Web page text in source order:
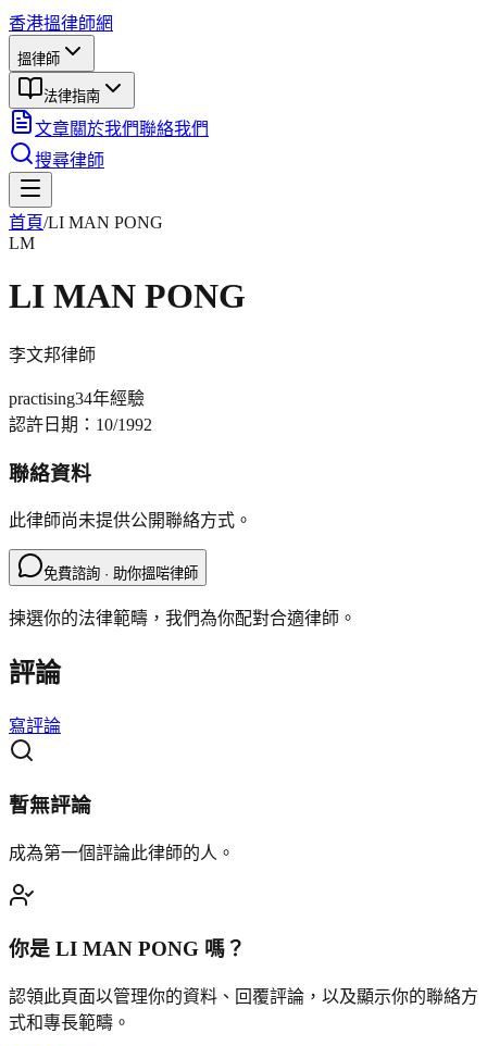
香港搵律師網
搵律師
法律指南
文章關於我們聯絡我們
搜尋律師
首頁/LI MAN PONG
LM
LI MAN PONG
李文邦律師
practising34年經驗
認許日期： 10/1992
聯絡資料
此律師尚未提供公開聯絡方式。
免費諮詢 · 助你搵啱律師
揀選你的法律範疇，我們為你配對合適律師。
評論
寫評論
暫無評論
成為第一個評論此律師的人。
你是 LI MAN PONG 嗎？
認領此頁面以管理你的資料、回覆評論，以及顯示你的聯絡方
式和專長範疇。